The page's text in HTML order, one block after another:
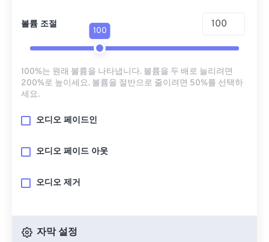
볼륨 조절
100
100%는 원래 볼륨을 나타냅니다. 볼륨을 두 배로 늘리려면
200%로 높이세요. 볼륨을 절반으로 줄이려면 50%를 선택하
세요.
오디오 페이드인
오디오 페이드 아웃
오디오 제거
자막 설정